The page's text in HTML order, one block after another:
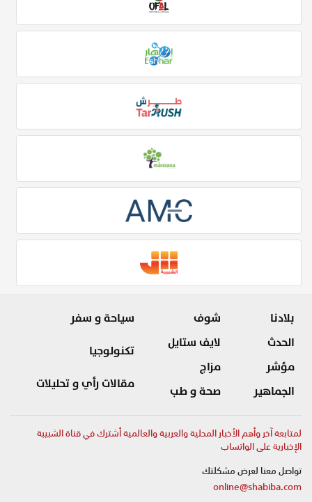
بلادنا
الحدث
مؤشر
الجماهير
شوف
لايف ستايل
مزاج
صحة و طب
سياحة و سفر
تكنولوجيا
مقالات رأي و تحليلات
لمتابعة آخر وأهم الأخبار المحلية والعربية والعالمية أشترك في قناة الشبيبة
الإخبارية على الواتساب
تواصل معنا لعرض مشكلتك
online@shabiba.com